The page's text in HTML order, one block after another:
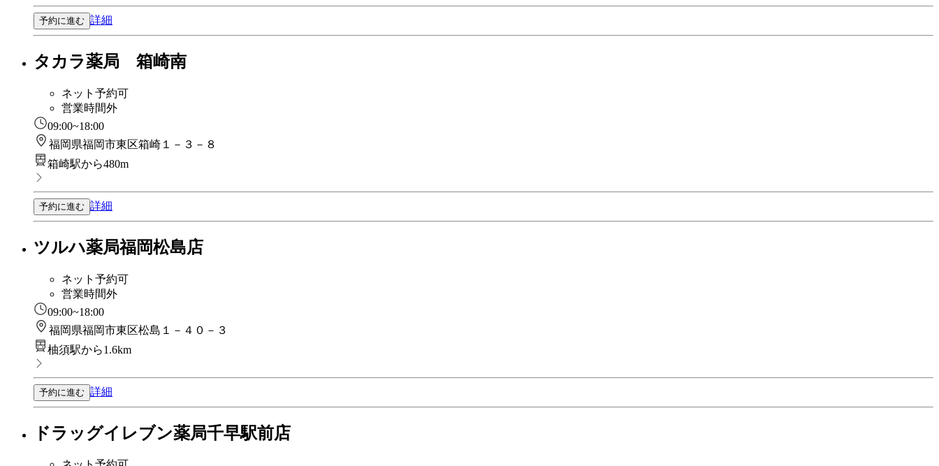
予約に進む 詳細
タカラ薬局 箱崎南
ネット予約可
営業時間外
09:00~18:00
福岡県福岡市東区箱崎１－３－８
箱崎駅から480m
予約に進む 詳細
ツルハ薬局福岡松島店
ネット予約可
営業時間外
09:00~18:00
福岡県福岡市東区松島１－４０－３
柚須駅から1.6km
予約に進む 詳細
ドラッグイレブン薬局千早駅前店